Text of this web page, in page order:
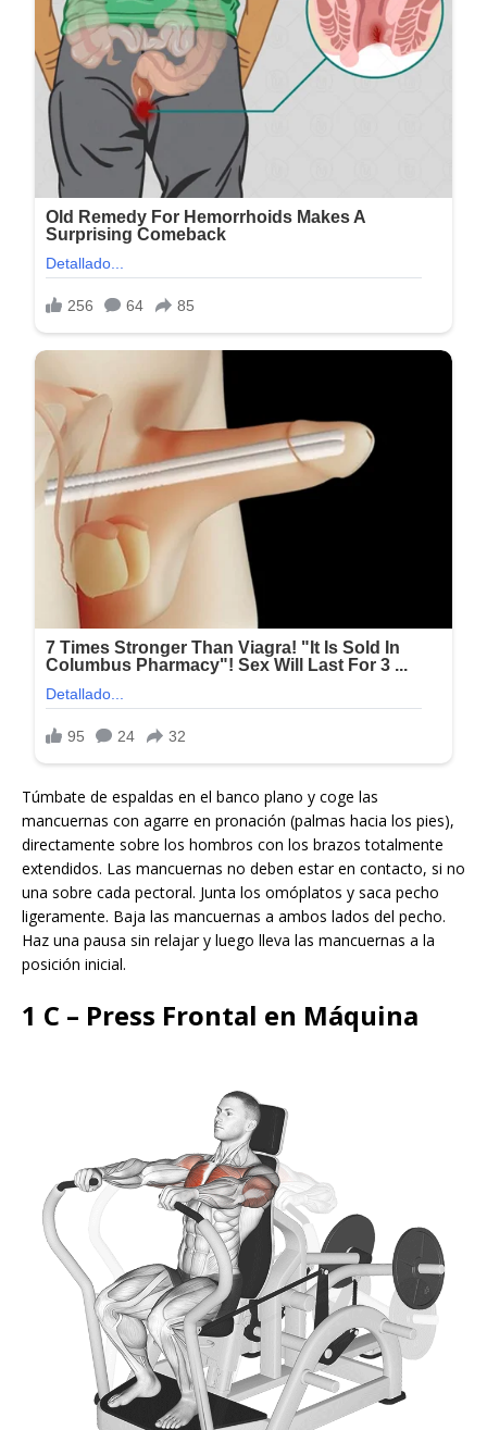
Túmbate de espaldas en el banco plano y coge las
mancuernas con agarre en pronación (palmas hacia los pies),
directamente sobre los hombros con los brazos totalmente
extendidos. Las mancuernas no deben estar en contacto, si no
una sobre cada pectoral. Junta los omóplatos y saca pecho
ligeramente. Baja las mancuernas a ambos lados del pecho.
Haz una pausa sin relajar y luego lleva las mancuernas a la
posición inicial.
1 C – Press Frontal en Máquina